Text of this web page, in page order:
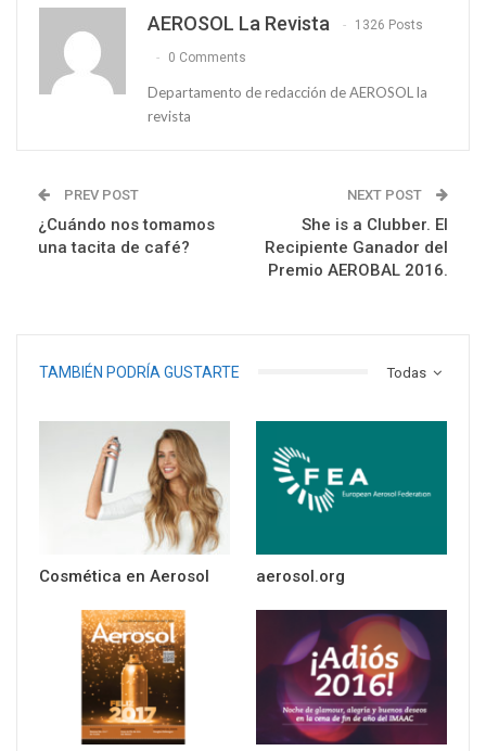
AEROSOL La Revista 1326 Posts
0 Comments
Departamento de redacción de AEROSOL la
revista
PREV POST
¿Cuándo nos tomamos
una tacita de café?
NEXT POST
She is a Clubber. El
Recipiente Ganador del
Premio AEROBAL 2016.
Todas
TAMBIÉN PODRÍA GUSTARTE
Cosmética en Aerosol aerosol.org